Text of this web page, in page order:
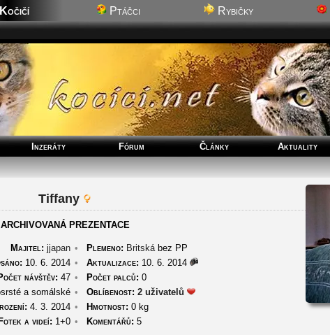
Kočičí Ptáčci Rybičky
Inzeráty Fórum Články Aktuality
Tiffany
ARCHIVOVANÁ PREZENTACE
Majitel: jjapan • Plemeno: Britskábez PP
10. 6. 2014 • Aktualizace: 10. 6. 2014
návštěv: 47 • Počet palců: 0
a somálské • Oblíbenost: 2 uživatelů
4. 3. 2014 • Hmotnost: 0 kg
Fotek a videí: 1+0 • Komentářů: 5